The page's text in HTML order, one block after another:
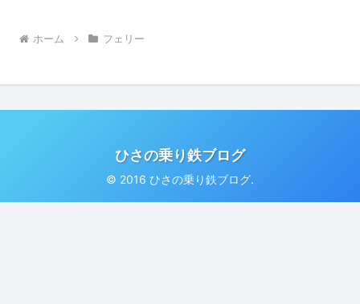
ホーム フェリー
ひさの乗り鉄ブログ
© 2016 ひさの乗り鉄ブログ.